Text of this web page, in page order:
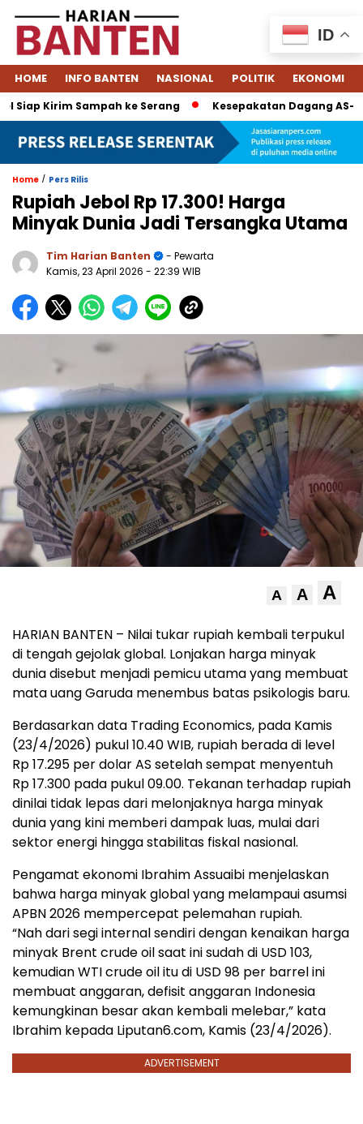
HOME INFO BANTEN NASIONAL POLITIK EKONOMI
Kirim Sampah ke Serang Kesepakatan Dagang
Home / Pers Rilis
Rupiah Jebol Rp 17.300! Harga
Minyak Dunia Jadi Tersangka Utama
Tim Harian Banten
- Pewarta
Kamis, 23 April 2026 - 22:39 WIB
A A A
HARIAN BANTEN – Nilai tukar rupiah kembali terpukul
di tengah gejolak global. Lonjakan harga minyak
dunia disebut menjadi pemicu utama yang membuat
mata uang Garuda menembus batas psikologis baru.
Berdasarkan data Trading Economics, pada Kamis
(23/4/2026) pukul 10.40 WIB, rupiah berada di level
Rp 17.295 per dolar AS setelah sempat menyentuh
Rp 17.300 pada pukul 09.00. Tekanan terhadap rupiah
dinilai tidak lepas dari melonjaknya harga minyak
dunia yang kini memberi dampak luas, mulai dari
sektor energi hingga stabilitas fiskal nasional.
Pengamat ekonomi Ibrahim Assuaibi menjelaskan
bahwa harga minyak global yang melampaui asumsi
APBN 2026 mempercepat pelemahan rupiah.
“Nah dari segi internal sendiri dengan kenaikan harga
minyak Brent crude oil saat ini sudah di USD 103,
kemudian WTI crude oil itu di USD 98 per barrel ini
membuat anggaran, defisit anggaran Indonesia
kemungkinan besar akan kembali melebar,” kata
Ibrahim kepada Liputan6.com, Kamis (23/4/2026).
ADVERTISEMENT
ID